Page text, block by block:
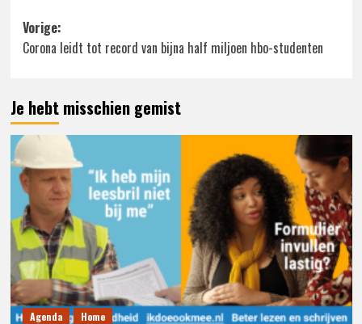
Bericht
navigatie
Vorige:
Corona leidt tot record van bijna half miljoen hbo-studenten
Je hebt misschien gemist
Agenda Home